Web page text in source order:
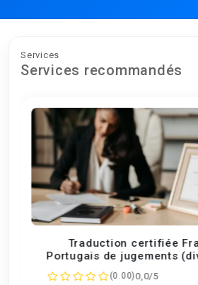
Services
Services recommandés
Traduction Rédaction
-> FR
(0.00)